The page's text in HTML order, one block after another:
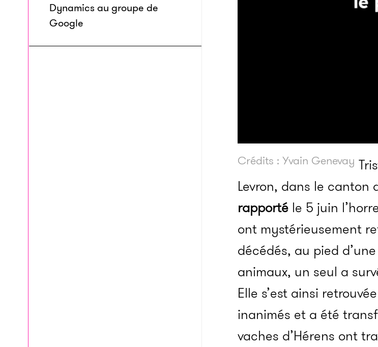
Dynamics au groupe de
Google
Crédits : Yvain Genevay
Levron, dans le canton
rapporté le 5 juin
ont mystérieusement
décédés, au pied
animaux, un seul a
Elle s’est ainsi
inanimés et a été
vaches d’Hérens ont